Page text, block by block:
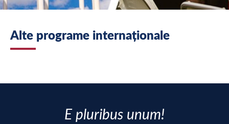
Alte programe internaționale
E pluribus unum!